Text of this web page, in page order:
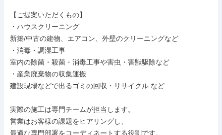
【ご提案いただくもの】
・ハウスクリーニング
新築/中古の建物、エアコン、外壁のクリーニングなど
・消毒・調湿工事
室内の除菌・殺菌・消毒工事や害虫・害獣駆除など
・産業廃棄物の収集運搬
建設現場などで出るゴミの回収・リサイクル など
実際の施工は専門チームが担当します。
営業はお客様の課題をヒアリングし、
最適な専門部署をコーディネートする役割です。